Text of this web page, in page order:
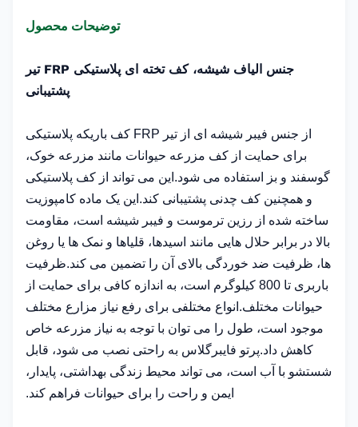
توضیحات محصول
جنس الیاف شیشه، کف تخته ای پلاستیکی FRP تیر
پشتیبانی
از جنس فیبر شیشه ای از تیر FRP کف باریکه پلاستیکی
برای حمایت از کف مزرعه حیوانات مانند مزرعه خوک،
گوسفند و بز استفاده می شود.این می تواند از کف پلاستیکی
و همچنین کف چدنی پشتیبانی کند.این یک ماده کامپوزیت
ساخته شده از رزین ترموست و فیبر شیشه است، مقاومت
بالا در برابر حلال هایی مانند اسیدها، قلیاها و نمک ها یا روغن
ها، ظرفیت ضد خوردگی بالای آن را تضمین می کند.ظرفیت
باربری تا 800 کیلوگرم است، به اندازه کافی برای حمایت از
حیوانات مختلف.انواع مختلفی برای رفع نیاز مزارع مختلف
موجود است، طول را می توان با توجه به نیاز مزرعه خاص
کاهش داد.پرتو فایبرگلاس به راحتی نصب می شود، قابل
شستشو با آب است، می تواند محیط زندگی بهداشتی، پایدار،
ایمن و راحت را برای حیوانات فراهم کند.